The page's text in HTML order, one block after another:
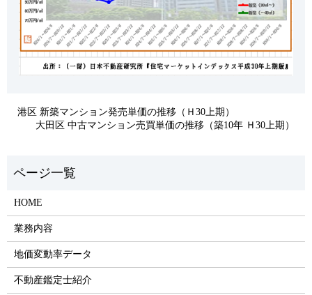
港区 新築マンション発売単価の推移（Ｈ30上期）
大田区 中古マンション売買単価の推移（築10年 Ｈ30上期）
HOME
業務内容
地価変動率データ
不動産鑑定士紹介